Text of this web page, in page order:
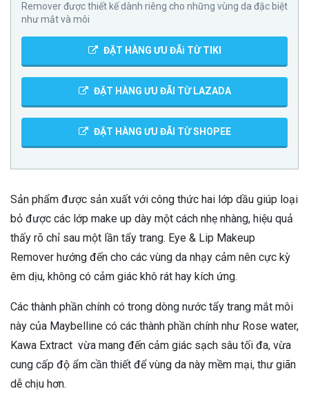
Remover được thiết kế dành riêng cho những vùng da đặc biệt
như mắt và môi
ĐẶT HÀNG ƯU ĐÃi TỪ TIKI
ĐẶT HÀNG ƯU ĐÃI TỪ LAZADA
ĐẶT HÀNG ƯU ĐÃI TỪ SHOPEE
Sản phẩm được sản xuất với công thức hai lớp dầu giúp loại
bỏ được các lớp make up dày một cách nhẹ nhàng, hiệu quả
thấy rõ chỉ sau một lần tẩy trang. Eye & Lip Makeup
Remover hướng đến cho các vùng da nhạy cảm nên cực kỳ
êm dịu, không có cảm giác khô rát hay kích ứng.
Các thành phần chính có trong dòng nước tẩy trang mắt môi
này của Maybelline có các thành phần chính như Rose water,
Kawa Extract vừa mang đến cảm giác sạch sâu tối đa, vừa
cung cấp độ ẩm cần thiết để vùng da này mềm mại, thư giãn
dễ chịu hơn.